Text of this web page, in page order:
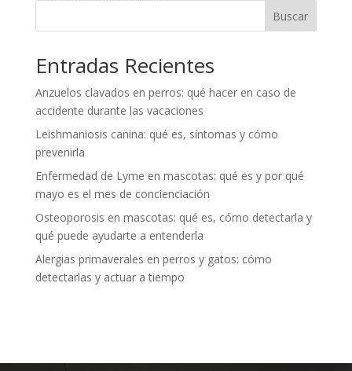
Buscar
Entradas Recientes
Anzuelos clavados en perros: qué hacer en caso de
accidente durante las vacaciones
Leishmaniosis canina: qué es, síntomas y cómo
prevenirla
Enfermedad de Lyme en mascotas: qué es y por qué
mayo es el mes de concienciación
Osteoporosis en mascotas: qué es, cómo detectarla y
qué puede ayudarte a entenderla
Alergias primaverales en perros y gatos: cómo
detectarlas y actuar a tiempo